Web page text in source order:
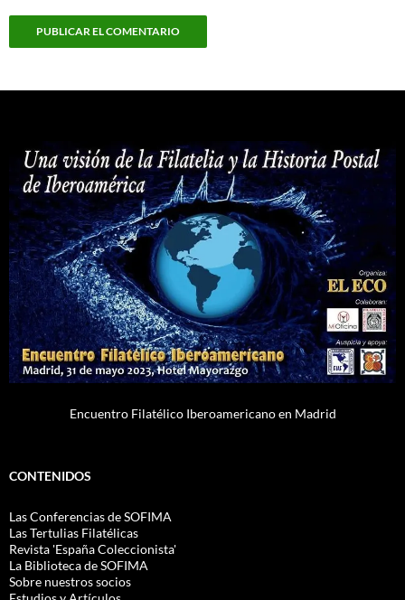
Encuentro Filatélico Iberoamericano en Madrid
CONTENIDOS
Las Conferencias de SOFIMA
Las Tertulias Filatélicas
Revista 'España Coleccionista'
La Biblioteca de SOFIMA
Sobre nuestros socios